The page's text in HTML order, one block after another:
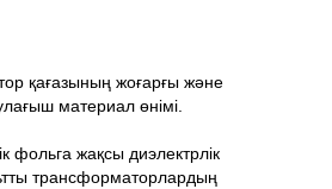
қағазының жоғарғы және
материал өнімі.
фольга жақсы диэлектрлік
трансформаторлардың